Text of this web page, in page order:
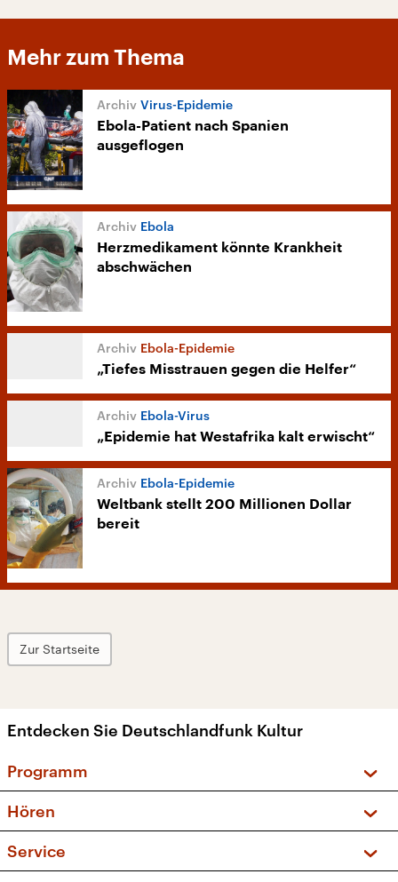
Mehr zum Thema
Virus-Epidemie
Ebola-Patient nach Spanien
ausgeflogen
Ebola
Herzmedikament könnte Krankheit
abschwächen
Ebola-Epidemie
„Tiefes Misstrauen gegen die Helfer“
Ebola-Virus
„Epidemie hat Westafrika kalt erwischt“
Ebola-Epidemie
Weltbank stellt 200 Millionen Dollar
bereit
Zur Startseite
Entdecken Sie Deutschlandfunk Kultur
Programm
Sendungen und Podcasts
Musikliste
Hören
Frequenzen (UKW + DAB+)
Service